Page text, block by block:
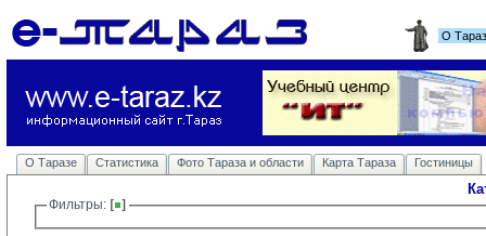
О
О Таразе Статистика Фото Тараза и области Карта Тараза Гостиницы
Фильтры: